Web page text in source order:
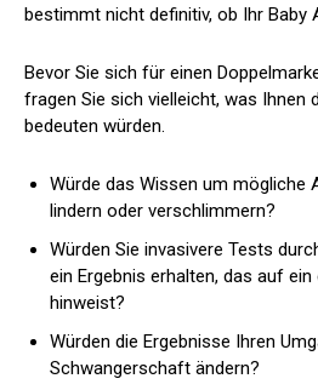
bestimmt nicht definitiv, ob Ihr Baby
Bevor Sie sich für einen
fragen Sie sich vielleicht, was Ihnen
bedeuten würden.
Würde das Wissen um mögliche
lindern oder verschlimmern?
Würden Sie invasivere Tests
ein Ergebnis erhalten, das auf
hinweist?
Würden die Ergebnisse Ihren
Schwangerschaft ändern?